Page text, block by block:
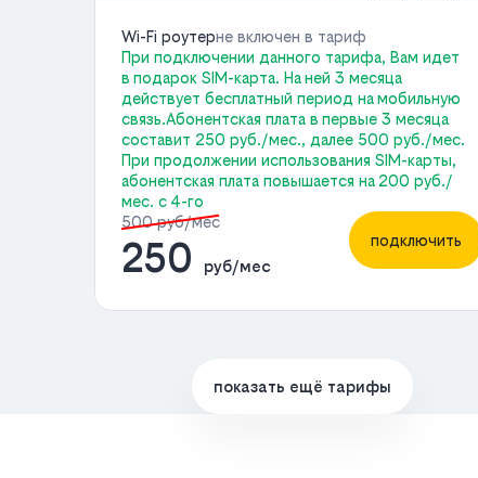
Wi-Fi роутерне включен в тариф
При подключении данного тарифа, Вам идет
в подарок SIM-карта. На ней 3 месяца
действует бесплатный период на мобильную
связь.Абонентская плата в первые 3 месяца
составит 250 руб./мес., далее 500 руб./мес.
При продолжении использования SIM-карты,
абонентская плата повышается на 200 руб./
мес. с 4-го
500 руб/мес
250 руб/мес
подключить
показать ещё тарифы